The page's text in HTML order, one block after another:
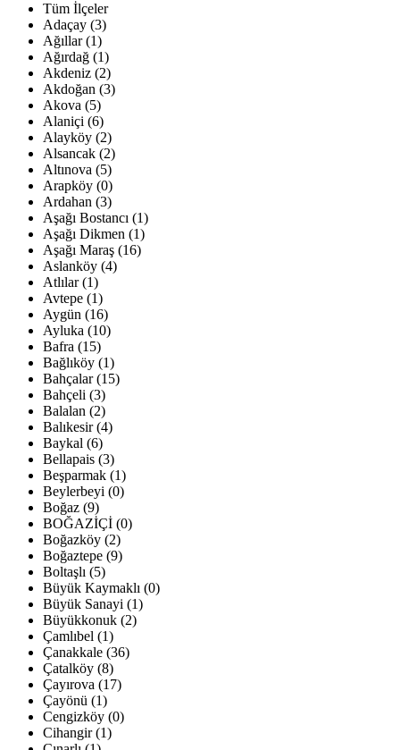
Tüm İlçeler
Adaçay (3)
Ağıllar (1)
Ağırdağ (1)
Akdeniz (2)
Akdoğan (3)
Akova (5)
Alaniçi (6)
Alayköy (2)
Alsancak (2)
Altınova (5)
Arapköy (0)
Ardahan (3)
Aşağı Bostancı (1)
Aşağı Dikmen (1)
Aşağı Maraş (16)
Aslanköy (4)
Atlılar (1)
Avtepe (1)
Aygün (16)
Ayluka (10)
Bafra (15)
Bağlıköy (1)
Bahçalar (15)
Bahçeli (3)
Balalan (2)
Balıkesir (4)
Baykal (6)
Bellapais (3)
Beşparmak (1)
Beylerbeyi (0)
Boğaz (9)
BOĞAZİÇİ (0)
Boğazköy (2)
Boğaztepe (9)
Boltaşlı (5)
Büyük Kaymaklı (0)
Büyük Sanayi (1)
Büyükkonuk (2)
Çamlıbel (1)
Çanakkale (36)
Çatalköy (8)
Çayırova (17)
Çayönü (1)
Cengizköy (0)
Cihangir (1)